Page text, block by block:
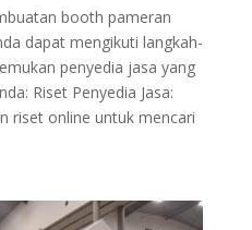
booth pameran
dapat mengikuti langkah-
penyedia jasa yang
Riset Penyedia Jasa:
riset online untuk mencari